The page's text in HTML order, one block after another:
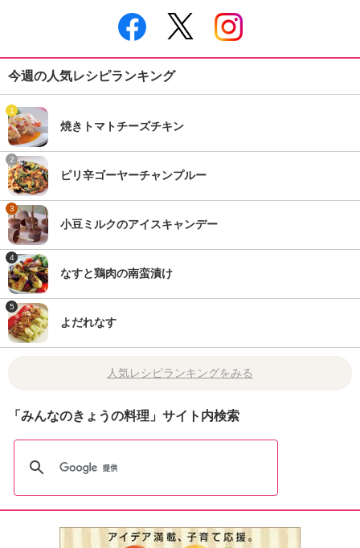
今週の人気レシピランキング
1
焼きトマトチーズチキン
2
ピリ辛ゴーヤーチャンプルー
3
小豆ミルクのアイスキャンデー
4
なすと鶏肉の南蛮漬け
5
よだれなす
人気レシピランキングをみる
「みんなのきょうの料理」サイト内検索